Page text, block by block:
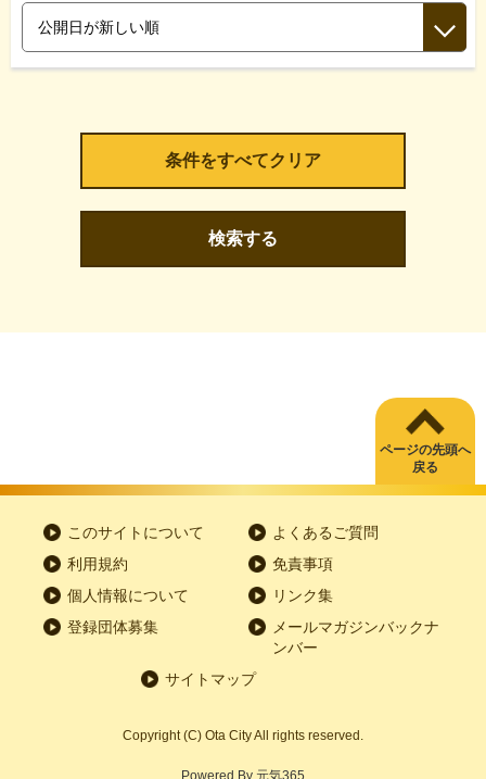
検索する
ページの先頭へ
戻る
このサイトについて
よくあるご質問
利用規約
免責事項
個人情報について
リンク集
登録団体募集
メールマガジンバックナ
ンバー
サイトマップ
Copyright (C) Ota City All rights reserved.
Powered By 元気365